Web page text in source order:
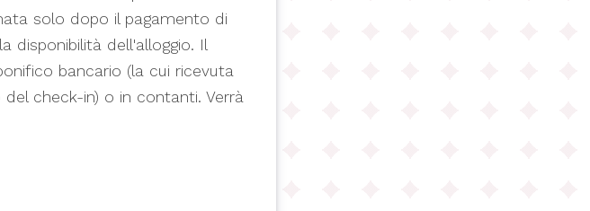
solo dopo il pagamento di
disponibilità dell'alloggio. Il
bancario (la cui ricevuta
check-in) o in contanti. Verrà